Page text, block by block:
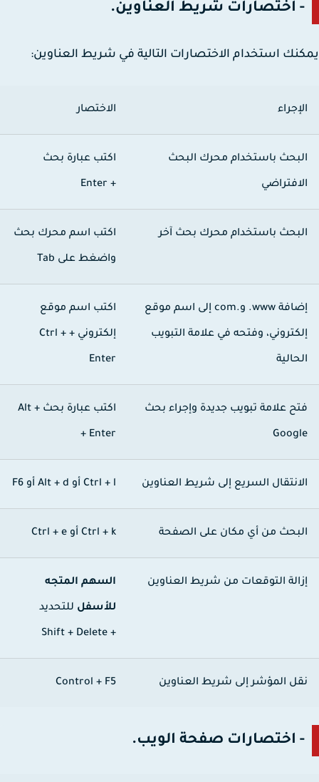
- اختصارات شريط العناوين.
استخدام الاختصارات التالية في شريط العناوين:
الاختصار
باستخدام محرك البحث اكتب عبارة بحث
Enter
باستخدام محرك بحث آخر اكتب اسم محرك بحث
واضغط على Tab
www. و.com إلى اسم موقع
وفتحه في علامة التبويب
اكتب اسم موقع
إلكتروني + Ctrl +
Enter
علامة تبويب جديدة وإجراء بحث اكتب عبارة بحث+
Alt
+ Enter
السريع إلى شريط العناوين Ctrl + lأو Alt + d أو F6
من أي مكان على الصفحة Ctrl + kأو Ctrl + e
التوقعات من شريط العناوين السهم المتجه
للأسفلللتحديد
المؤشر إلى شريط العناوين Control + F5
- اختصارات صفحة الويب.